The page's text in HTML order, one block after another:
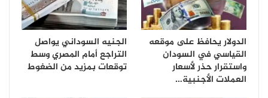
الدولار يحافظ على موقعه
القياسي في السودان
واستقرار حذر لأسعار
العملات الأجنبية…
الجنيه السوداني يواصل
التراجع أمام المصري وسط
توقعات بمزيد من الضغوط